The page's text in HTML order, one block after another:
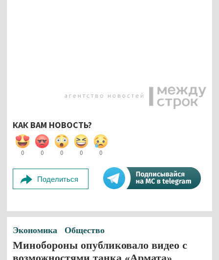
КАК ВАМ НОВОСТЬ?
0 0 0 0 0
Поделиться
Экономика Общество
Минобороны опубликовало видео с